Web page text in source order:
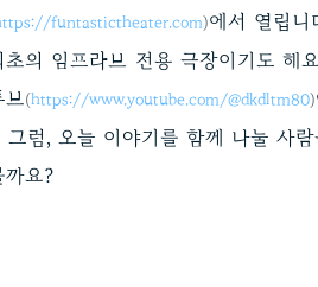
funtastictheater.com)에서 열립니
초의 임프라브 전용 극장이기도 해
브 (https://www.youtube.com/@dkdltm80)
럼, 오늘 이야기를 함께 나눌 사람
까요?